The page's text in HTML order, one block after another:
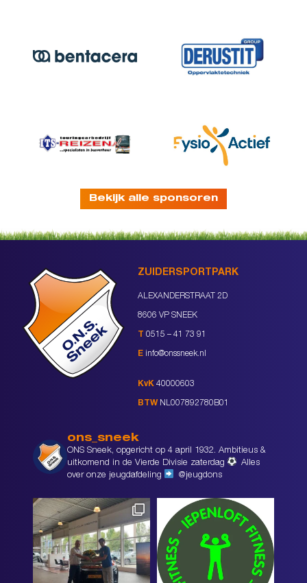
Bekijk alle sponsoren
ZUIDERSPORTPARK
ALEXANDERSTRAAT 2D
8606 VP SNEEK
T 0515 – 41 73 91
E info@onssneek.nl
KvK 40000603
BTW NL007892780B01
ons_sneek
ONS Sneek, opgericht op 4 april 1932. Ambitieus &
uitkomend in de Vierde Divisie zaterdag
Alles
over onze jeugdafdeling
@jeugdons